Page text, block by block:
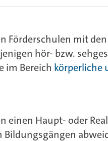
Förderschulen mit
hör- bzw.
im Bereich körperliche
einen Haupt- oder